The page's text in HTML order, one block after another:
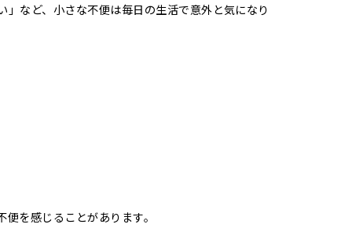
など、小さな不便は毎日の生活で意外と気になり
を感じることがあります。